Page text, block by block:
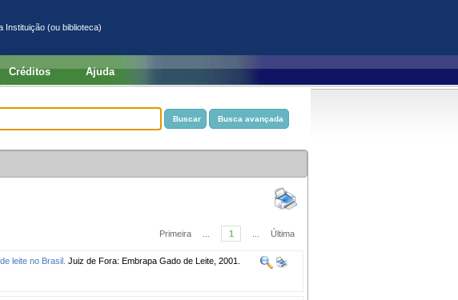
Instituição (ou biblioteca)
Créditos Ajuda
Primeira 1 Última
leite no Brasil. Juiz de Fora: Embrapa Gado de Leite, 2001.